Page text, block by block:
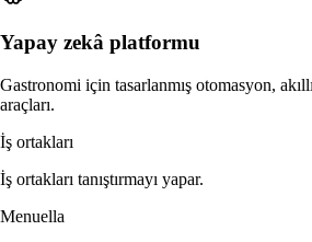
Yapay zekâ platformu
Gastronomi için tasarlanmış otomasyon,
araçları.
İş ortakları
İş ortakları tanıştırmayı yapar.
Menuella